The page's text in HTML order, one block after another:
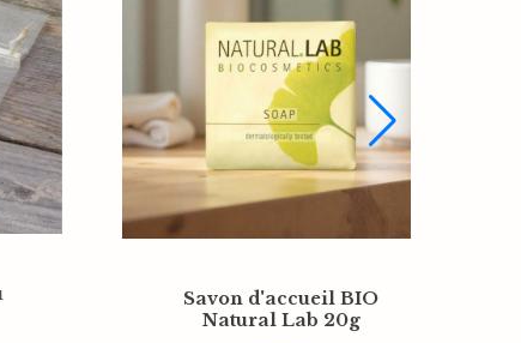
Sachet organza écru
12x15cm